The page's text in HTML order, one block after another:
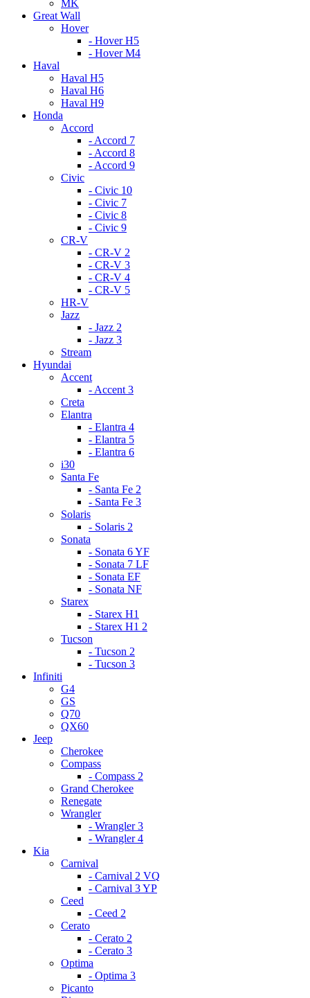
MK
Great Wall
Hover
- Hover H5
- Hover M4
Haval
Haval H5
Haval H6
Haval H9
Honda
Accord
- Accord 7
- Accord 8
- Accord 9
Civic
- Civic 10
- Civic 7
- Civic 8
- Civic 9
CR-V
- CR-V 2
- CR-V 3
- CR-V 4
- CR-V 5
HR-V
Jazz
- Jazz 2
- Jazz 3
Stream
Hyundai
Accent
- Accent 3
Creta
Elantra
- Elantra 4
- Elantra 5
- Elantra 6
i30
Santa Fe
- Santa Fe 2
- Santa Fe 3
Solaris
- Solaris 2
Sonata
- Sonata 6 YF
- Sonata 7 LF
- Sonata EF
- Sonata NF
Starex
- Starex H1
- Starex H1 2
Tucson
- Tucson 2
- Tucson 3
Infiniti
G4
GS
Q70
QX60
Jeep
Cherokee
Compass
- Compass 2
Grand Cherokee
Renegate
Wrangler
- Wrangler 3
- Wrangler 4
Kia
Carnival
- Carnival 2 VQ
- Carnival 3 YP
Ceed
- Ceed 2
Cerato
- Cerato 2
- Cerato 3
Optima
- Optima 3
Picanto